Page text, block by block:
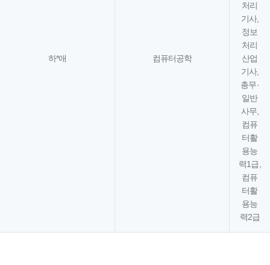
하*애 컴퓨터공학
처리
기사,
정보
처리
산업
기사,
총무·
일반
사무,
컴퓨
터활
용능
력1급,
컴퓨
터활
용능
력2급